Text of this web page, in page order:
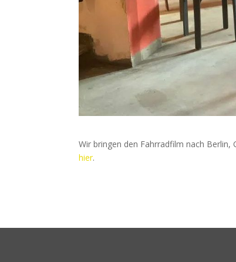
Wir bringen den Fahrradfilm nach Berlin,
hier.